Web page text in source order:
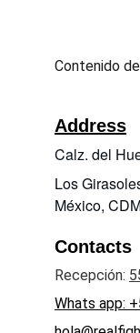
Contenido
Address
Calz. del
Los
México,
Contacts
Recepción:
Whats app: